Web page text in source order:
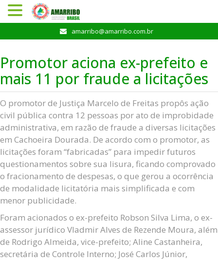
para
conteúdo
amarribo@amarribo.com.br
Promotor aciona ex-prefeito e
mais 11 por fraude a licitações
O promotor de Justiça Marcelo de Freitas propôs ação
civil pública contra 12 pessoas por ato de improbidade
administrativa, em razão de fraude a diversas licitações
em Cachoeira Dourada. De acordo com o promotor, as
licitações foram “fabricadas” para impedir futuros
questionamentos sobre sua lisura, ficando comprovado
o fracionamento de despesas, o que gerou a ocorrência
de modalidade licitatória mais simplificada e com
menor publicidade.
Foram acionados o ex-prefeito Robson Silva Lima, o ex-
assessor jurídico Vladmir Alves de Rezende Moura, além
de Rodrigo Almeida, vice-prefeito; Aline Castanheira,
secretária de Controle Interno; José Carlos Júnior,